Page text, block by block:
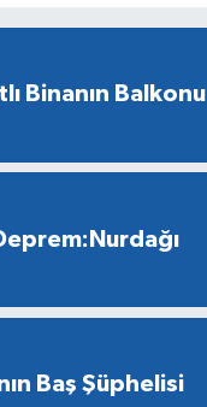
Binanın Balkonu
Baş Şüphelisi